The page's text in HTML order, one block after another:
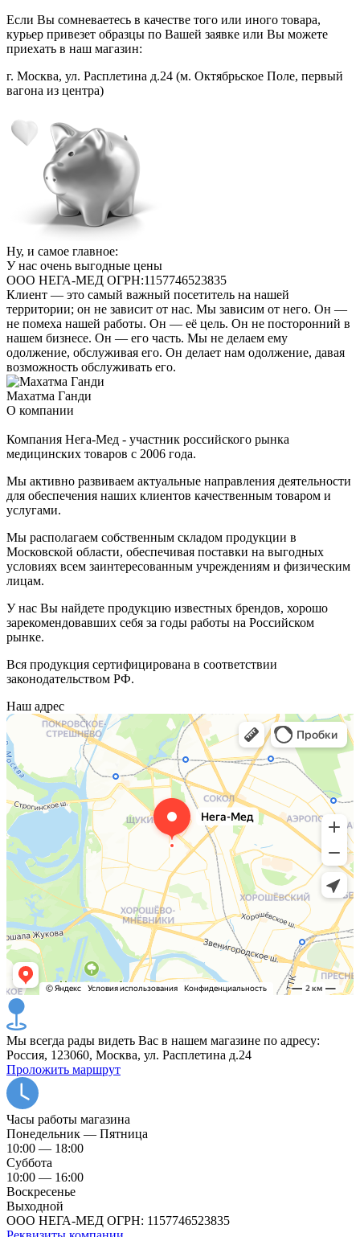
Если Вы сомневаетесь в качестве того или иного товара,
курьер привезет образцы по Вашей заявке или Вы можете
приехать в наш магазин:
г. Москва, ул. Расплетина д.24 (м. Октябрьское Поле, первый
вагона из центра)
Ну, и самое главное:
У нас очень выгодные цены
ООО НЕГА-МЕД ОГРН:1157746523835
Клиент — это самый важный посетитель на нашей
территории; он не зависит от нас. Мы зависим от него. Он —
не помеха нашей работы. Он — её цель. Он не посторонний в
нашем бизнесе. Он — его часть. Мы не делаем ему
одолжение, обслуживая его. Он делает нам одолжение, давая
возможность обслуживать его.
Махатма Ганди
О компании
Компания Нега-Мед - участник российского рынка
медицинских товаров с 2006 года.
Мы активно развиваем актуальные направления деятельности
для обеспечения наших клиентов качественным товаром и
услугами.
Мы располагаем собственным складом продукции в
Московской области, обеспечивая поставки на выгодных
условиях всем заинтересованным учреждениям и физическим
лицам.
У нас Вы найдете продукцию известных брендов, хорошо
зарекомендовавших себя за годы работы на Российском
рынке.
Вся продукция сертифицирована в соответствии
законодательством РФ.
Наш адрес
Мы всегда рады видеть Вас в нашем магазине по адресу:
Россия, 123060, Москва, ул. Расплетина д.24
Проложить маршрут
Часы работы магазина
Понедельник — Пятница
10:00 — 18:00
Суббота
10:00 — 16:00
Воскресенье
Выходной
ООО НЕГА-МЕД ОГРН: 1157746523835